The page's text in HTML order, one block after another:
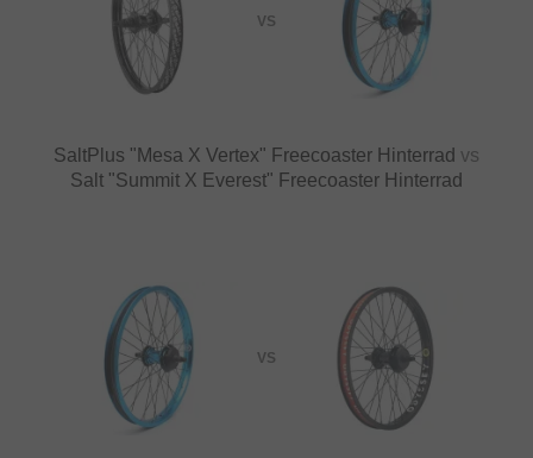
VS
SaltPlus "Mesa X Vertex" Freecoaster Hinterrad vs
Salt "Summit X Everest" Freecoaster Hinterrad
VS